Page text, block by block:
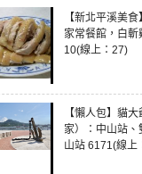
【新北平溪美
家常餐館，白
10(線上：27)
【懶人包】貓
家）：中山站
山站 6171(線上